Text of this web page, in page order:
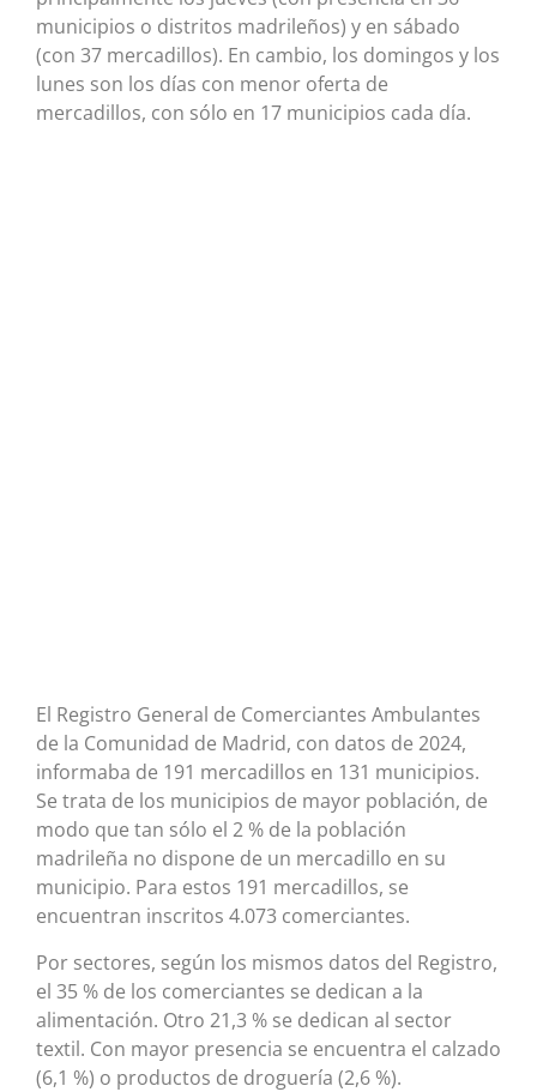
municipios o distritos madrileños) y en sábado
(con 37 mercadillos). En cambio, los domingos y los
lunes son los días con menor oferta de
mercadillos, con sólo en 17 municipios cada día.
El Registro General de Comerciantes Ambulantes
de la Comunidad de Madrid, con datos de 2024,
informaba de 191 mercadillos en 131 municipios.
Se trata de los municipios de mayor población, de
modo que tan sólo el 2 % de la población
madrileña no dispone de un mercadillo en su
municipio. Para estos 191 mercadillos, se
encuentran inscritos 4.073 comerciantes.
Por sectores, según los mismos datos del Registro,
el 35 % de los comerciantes se dedican a la
alimentación. Otro 21,3 % se dedican al sector
textil. Con mayor presencia se encuentra el calzado
(6,1 %) o productos de droguería (2,6 %).